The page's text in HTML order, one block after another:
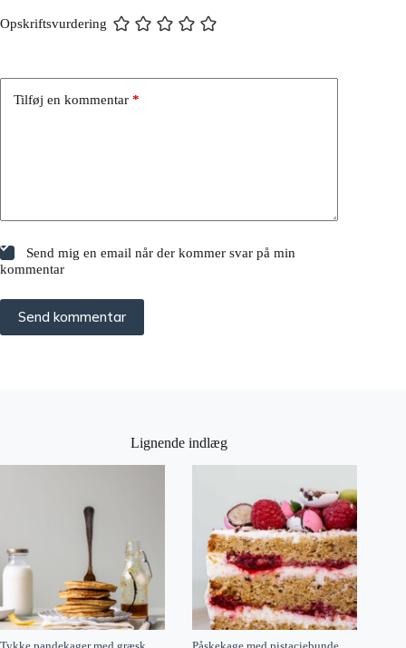
Opskriftsvurdering
Tilføj en kommentar *
Send mig en email når der kommer svar på min
kommentar
Send kommentar
Lignende indlæg